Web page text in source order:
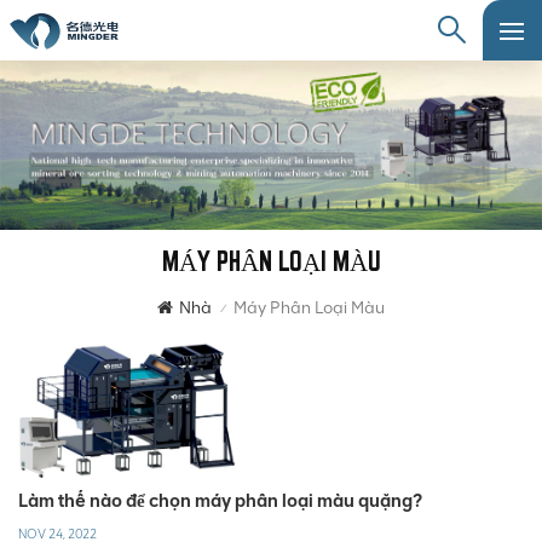
MÁY PHÂN LOẠI MÀU
Nhà / Máy Phân Loại Màu
Làm thế nào để chọn máy phân loại màu quặng?
NOV 24, 2022